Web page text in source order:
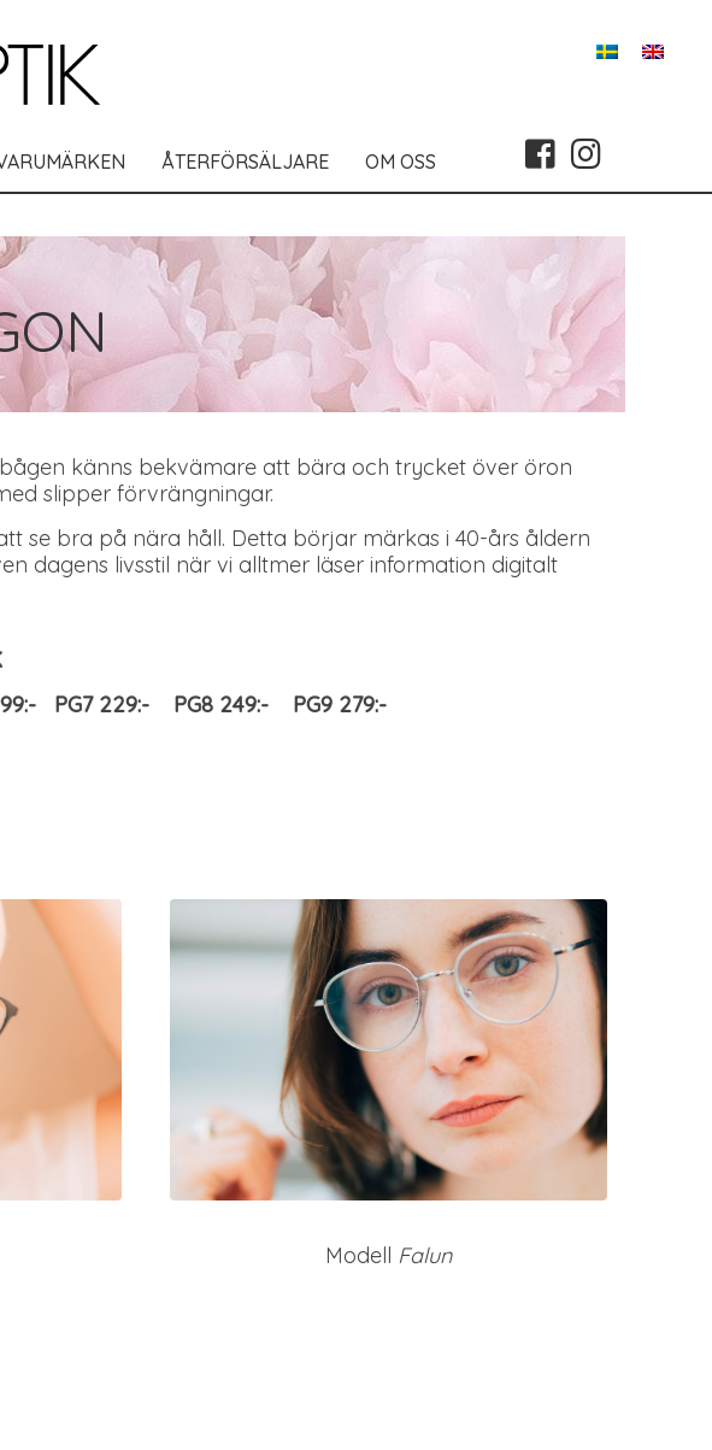
ÅTERFÖRSÄLJARE OM OSS
känns bekvämare att bära och trycket över öron
slipper förvrängningar.
se bra på nära håll. Detta börjar märkas i 40-års åldern
dagens livsstil när vi alltmer läser information digitalt
PG7 229:- PG8 249:- PG9 279:-
Modell Falun